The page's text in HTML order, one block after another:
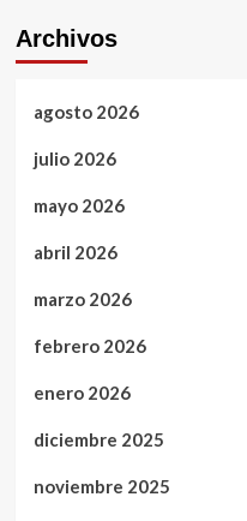
Archivos
agosto 2026
julio 2026
mayo 2026
abril 2026
marzo 2026
febrero 2026
enero 2026
diciembre 2025
noviembre 2025